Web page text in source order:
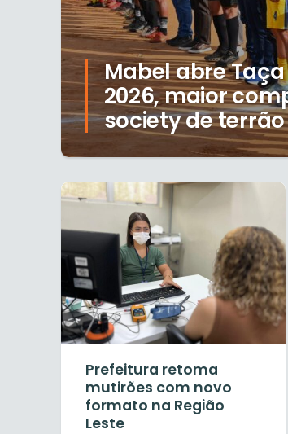
Mabel abre
2026, maior
society de
Prefeitura retoma
mutirões com novo
formato na Região
Leste